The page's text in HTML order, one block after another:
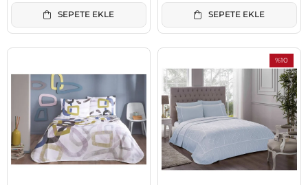
SEPETE EKLE SEPETE EKLE
%10
İndirim
%10İndirim